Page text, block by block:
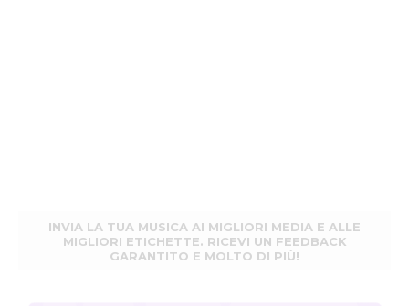
INVIA LA TUA MUSICA AI MIGLIORI MEDIA E ALLE
MIGLIORI ETICHETTE. RICEVI UN FEEDBACK
GARANTITO E MOLTO DI PIÙ!